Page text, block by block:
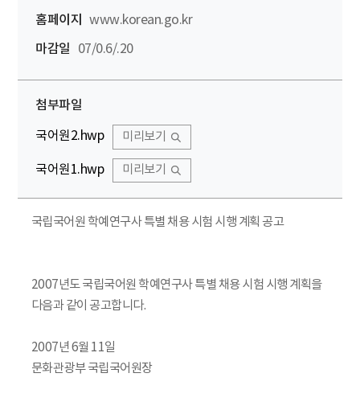
홈페이지
www.korean.go.kr
마감일
07/0.6/.20
첨부파일
국어원2.hwp 미리보기
국어원1.hwp 미리보기
국립국어원 학예연구사 특별 채용 시험 시행 계획 공고
2007년도 국립국어원 학예연구사 특별 채용 시험 시행 계획을
다음과 같이 공고합니다.
2007년 6월 11일
문화관광부 국립국어원장